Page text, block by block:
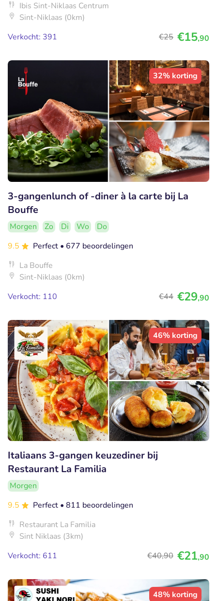
Ibis Sint-Niklaas Centrum
Sint-Niklaas (0km)
Verkocht: 391
€25 €15,90
32% korting
3-gangenlunch of -diner à la carte bij La
Bouffe
Morgen Zo Di Wo
Do
9.5
Perfect • 677 beoordelingen
La Bouffe
Sint-Niklaas (0km)
Verkocht: 110
€44 €29,90
46% korting
Italiaans 3-gangen keuzediner bij
Restaurant La Familia
Morgen
9.5
Perfect • 811 beoordelingen
Restaurant La Familia
Sint Niklaas (3km)
Verkocht: 611
€40,90 €21,90
48% korting